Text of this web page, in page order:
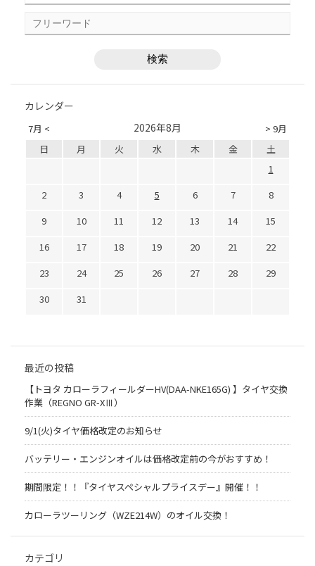
カレンダー
7月 < > 9月
2026年8月
日 月 火 水 木 金
土
1
2
3 4 5 6 7
8
9
10 11 12 13 14
15
16
17 18 19 20 21
22
23
24 25 26 27 28
29
30
31
最近の投稿
【トヨタ カローラフィールダーHV(DAA-NKE165G) 】タイヤ交換
作業（REGNO GR-XⅢ）
9/1(火)タイヤ価格改定のお知らせ
バッテリー・エンジンオイルは価格改定前の今がおすすめ！
期間限定！！『タイヤスペシャルプライスデー』開催！！
カローラツーリング（WZE214W）のオイル交換！
カテゴリ